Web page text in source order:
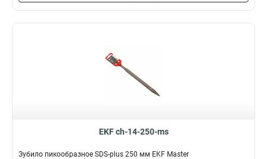
EKF ch-14-250-ms
Зубило пикообразное SDS-plus 250 мм EKF Master